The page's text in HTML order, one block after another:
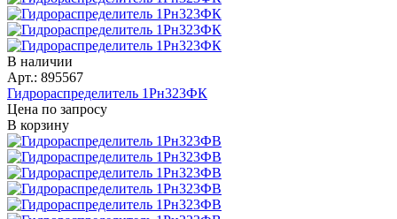
В наличии
Арт.: 895567
Гидрораспределитель 1Рн323ФК
Цена по запросу
В корзину